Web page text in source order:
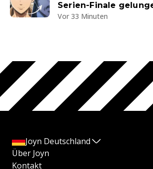
Serien-Finale
Vor 33 Minuten
Joyn Deutschland
Über Joyn
Kontakt